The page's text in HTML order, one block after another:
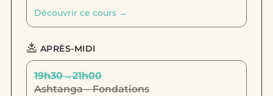
Découvrir ce cours →
APRÈS-MIDI
19h30→21h00
Ashtanga – Fondations